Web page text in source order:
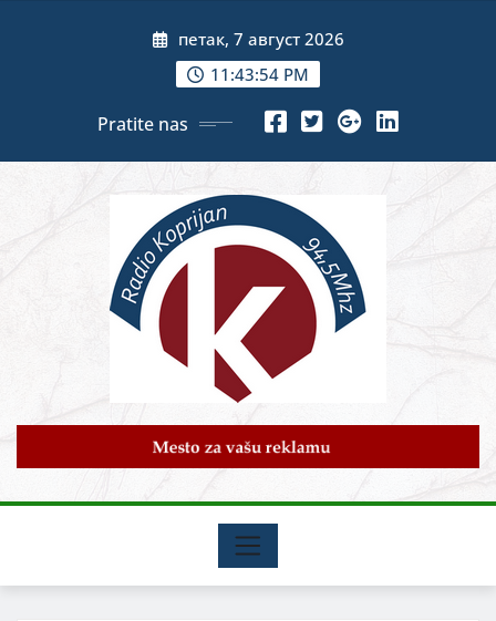
петак, 7 август 2026
11:43:56 PM
Pratite nas